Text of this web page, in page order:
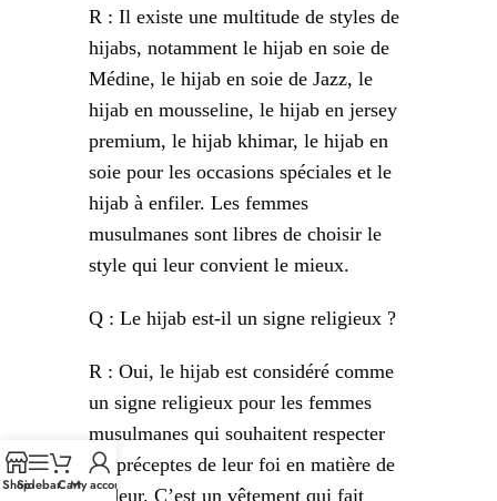
R : Il existe une multitude de styles de
hijabs, notamment le hijab en soie de
Médine, le hijab en soie de Jazz, le
hijab en mousseline, le hijab en jersey
premium, le hijab khimar, le hijab en
soie pour les occasions spéciales et le
hijab à enfiler. Les femmes
musulmanes sont libres de choisir le
style qui leur convient le mieux.
Q : Le hijab est-il un signe religieux ?
R : Oui, le hijab est considéré comme
un signe religieux pour les femmes
musulmanes qui souhaitent respecter
les préceptes de leur foi en matière de
pudeur. C’est un vêtement qui fait
ShopSidebarCartMy account